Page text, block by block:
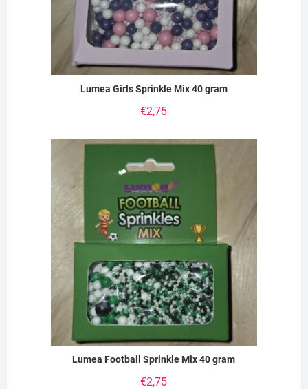
Lumea Girls Sprinkle Mix 40 gram
€2,75
Lumea Football Sprinkle Mix 40 gram
€2,75